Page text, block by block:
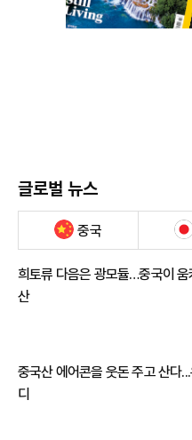
글로벌 뉴스
중국
희토류 다음은 광모듈…중국이
산
중국산 에어콘을 웃돈 주고 산다
디